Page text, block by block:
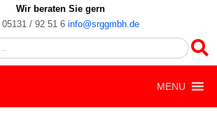
Wir beraten Sie gern
05131 / 92 51 6 info@srggmbh.de
MENU